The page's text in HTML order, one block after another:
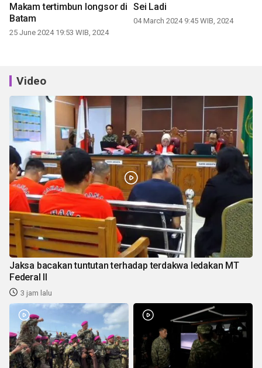
Makam tertimbun longsor di
Batam
25 June 2024 19:53 WIB, 2024
Sei Ladi
04 March 2024 9:45 WIB, 2024
Video
Jaksa bacakan tuntutan terhadap terdakwa ledakan MT
Federal II
3 jam lalu